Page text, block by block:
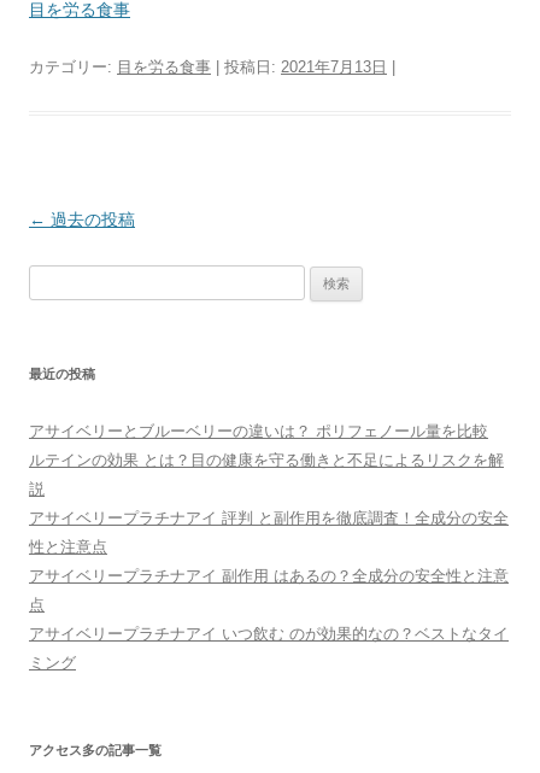
目を労る食事
カテゴリー: 目を労る食事 | 投稿日: 2021年7月13日
投
シ
ョ
ン
← 過去の投稿
最近の投稿
アサイベリーとブルーベリーの違いは？ ポリフェノール量を比較
ルテインの効果 とは？目の健康を守る働きと不足によるリスクを解
説
アサイベリープラチナアイ 評判 と副作用を徹底調査！全成分の安全
性と注意点
アサイベリープラチナアイ 副作用 はあるの？全成分の安全性と注意
点
アサイベリープラチナアイ いつ飲む のが効果的なの？ベストなタイ
ミング
アクセス多の記事一覧